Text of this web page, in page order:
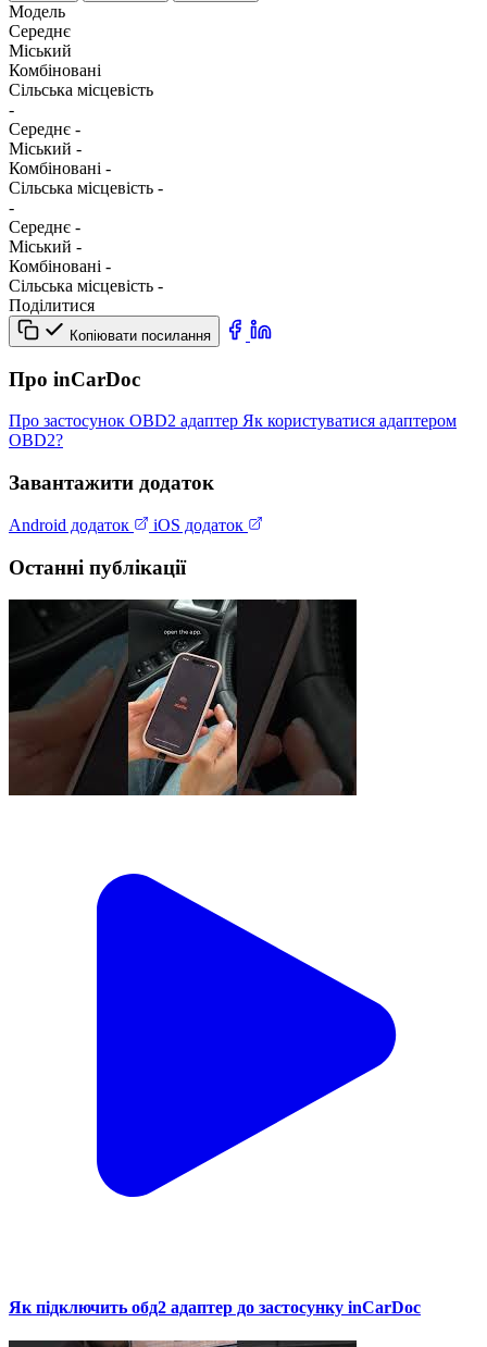
Модель
Середнє
Міський
Комбіновані
Сільська місцевість
-
Середнє -
Міський -
Комбіновані -
Сільська місцевість -
-
Середнє -
Міський -
Комбіновані -
Сільська місцевість -
Поділитися
Копіювати посилання
Про inCarDoc
Про застосунок OBD2 адаптер Як користуватися адаптером
OBD2?
Завантажити додаток
Android додаток iOS додаток
Останні публікації
Як підключить обд2 адаптер до застосунку inCarDoc